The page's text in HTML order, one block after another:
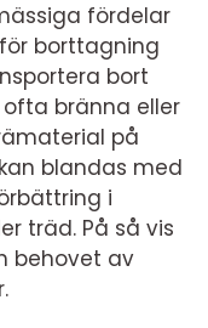
fördelar
borttagning
bort
bränna eller
på
blandas med
i
träd. På så vis
behovet av